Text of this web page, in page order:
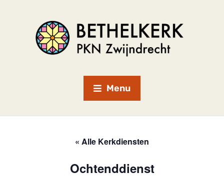
Menu
« Alle Kerkdiensten
Ochtenddienst